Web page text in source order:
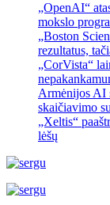
„OpenAI“
mokslo
„Boston
rezultatus,
„CorVista“
Armėnijos AI
skaičiavimo
„Xeltis“
lėšų